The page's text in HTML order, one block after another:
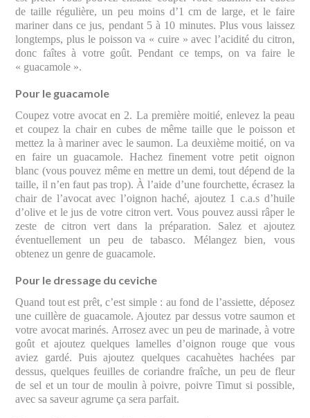
de taille régulière, un peu moins d’1 cm de large, et le faire
mariner dans ce jus, pendant 5 à 10 minutes. Plus vous laissez
longtemps, plus le poisson va « cuire » avec l’acidité du citron,
donc faîtes à votre goût. Pendant ce temps, on va faire le
« guacamole ».
Pour le guacamole
Coupez votre avocat en 2. La première moitié, enlevez la peau
et coupez la chair en cubes de même taille que le poisson et
mettez la à mariner avec le saumon. La deuxième moitié, on va
en faire un guacamole. Hachez finement votre petit oignon
blanc (vous pouvez même en mettre un demi, tout dépend de la
taille, il n’en faut pas trop). À l’aide d’une fourchette, écrasez la
chair de l’avocat avec l’oignon haché, ajoutez 1 c.a.s d’huile
d’olive et le jus de votre citron vert. Vous pouvez aussi râper le
zeste de citron vert dans la préparation. Salez et ajoutez
éventuellement un peu de tabasco. Mélangez bien, vous
obtenez un genre de guacamole.
Pour le dressage du ceviche
Quand tout est prêt, c’est simple : au fond de l’assiette, déposez
une cuillère de guacamole. Ajoutez par dessus votre saumon et
votre avocat marinés. Arrosez avec un peu de marinade, à votre
goût et ajoutez quelques lamelles d’oignon rouge que vous
aviez gardé. Puis ajoutez quelques cacahuètes hachées par
dessus, quelques feuilles de coriandre fraîche, un peu de fleur
de sel et un tour de moulin à poivre, poivre Timut si possible,
avec sa saveur agrume ça sera parfait.